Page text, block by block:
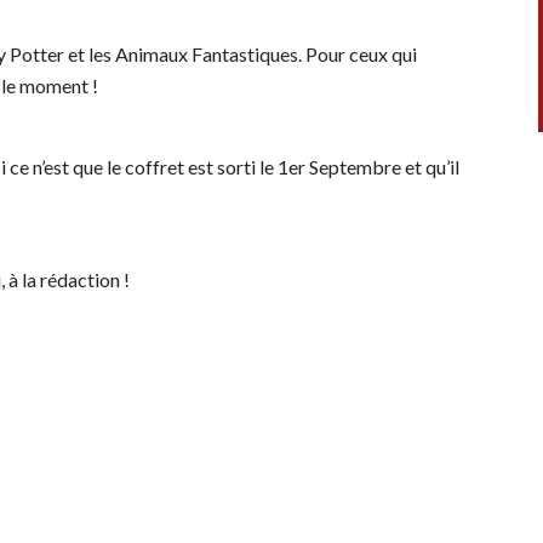
et les Animaux Fantastiques. Pour ceux qui
moment !
n’est que le coffret est sorti le 1er Septembre et qu’il
à la rédaction !